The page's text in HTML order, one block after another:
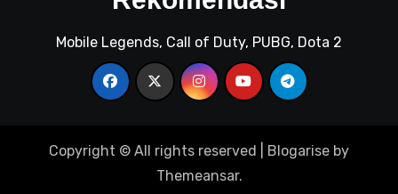
Mobile Legends, Call of Duty, PUBG, Dota 2
Copyright © All rights reserved Blogarise by
Themeansar.